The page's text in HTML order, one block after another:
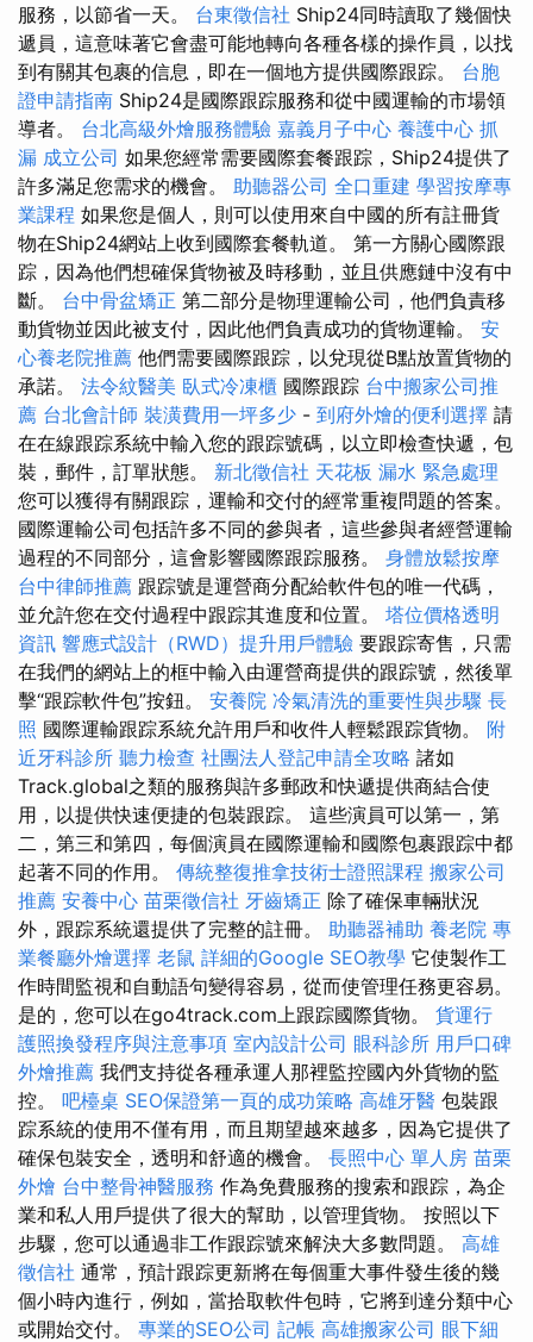
服務，以節省一天。 台東徵信社 Ship24同時讀取了幾個快
遞員，這意味著它會盡可能地轉向各種各樣的操作員，以找
到有關其包裹的信息，即在一個地方提供國際跟踪。 台胞
證申請指南 Ship24是國際跟踪服務和從中國運輸的市場領
導者。 台北高級外燴服務體驗 嘉義月子中心 養護中心 抓
漏 成立公司 如果您經常需要國際套餐跟踪，Ship24提供了
許多滿足您需求的機會。 助聽器公司 全口重建 學習按摩專
業課程 如果您是個人，則可以使用來自中國的所有註冊貨
物在Ship24網站上收到國際套餐軌道。 第一方關心國際跟
踪，因為他們想確保貨物被及時移動，並且供應鏈中沒有中
斷。 台中骨盆矯正 第二部分是物理運輸公司，他們負責移
動貨物並因此被支付，因此他們負責成功的貨物運輸。 安
心養老院推薦 他們需要國際跟踪，以兌現從B點放置貨物的
承諾。 法令紋醫美 臥式冷凍櫃 國際跟踪 台中搬家公司推
薦 台北會計師 裝潢費用一坪多少 - 到府外燴的便利選擇 請
在在線跟踪系統中輸入您的跟踪號碼，以立即檢查快遞，包
裝，郵件，訂單狀態。 新北徵信社 天花板 漏水 緊急處理
您可以獲得有關跟踪，運輸和交付的經常重複問題的答案。
國際運輸公司包括許多不同的參與者，這些參與者經營運輸
過程的不同部分，這會影響國際跟踪服務。 身體放鬆按摩
台中律師推薦 跟踪號是運營商分配給軟件包的唯一代碼，
並允許您在交付過程中跟踪其進度和位置。 塔位價格透明
資訊 響應式設計（RWD）提升用戶體驗 要跟踪寄售，只需
在我們的網站上的框中輸入由運營商提供的跟踪號，然後單
擊“跟踪軟件包”按鈕。 安養院 冷氣清洗的重要性與步驟 長
照 國際運輸跟踪系統允許用戶和收件人輕鬆跟踪貨物。 附
近牙科診所 聽力檢查 社團法人登記申請全攻略 諸如
Track.global之類的服務與許多郵政和快遞提供商結合使
用，以提供快速便捷的包裝跟踪。 這些演員可以第一，第
二，第三和第四，每個演員在國際運輸和國際包裹跟踪中都
起著不同的作用。 傳統整復推拿技術士證照課程 搬家公司
推薦 安養中心 苗栗徵信社 牙齒矯正 除了確保車輛狀況
外，跟踪系統還提供了完整的註冊。 助聽器補助 養老院 專
業餐廳外燴選擇 老鼠 詳細的Google SEO教學 它使製作工
作時間監視和自動語句變得容易，從而使管理任務更容易。
是的，您可以在go4track.com上跟踪國際貨物。 貨運行
護照換發程序與注意事項 室內設計公司 眼科診所 用戶口碑
外燴推薦 我們支持從各種承運人那裡監控國內外貨物的監
控。 吧檯桌 SEO保證第一頁的成功策略 高雄牙醫 包裝跟
踪系統的使用不僅有用，而且期望越來越多，因為它提供了
確保包裝安全，透明和舒適的機會。 長照中心 單人房 苗栗
外燴 台中整骨神醫服務 作為免費服務的搜索和跟踪，為企
業和私人用戶提供了很大的幫助，以管理貨物。 按照以下
步驟，您可以通過非工作跟踪號來解決大多數問題。 高雄
徵信社 通常，預計跟踪更新將在每個重大事件發生後的幾
個小時內進行，例如，當拾取軟件包時，它將到達分類中心
或開始交付。 專業的SEO公司 記帳 高雄搬家公司 眼下細